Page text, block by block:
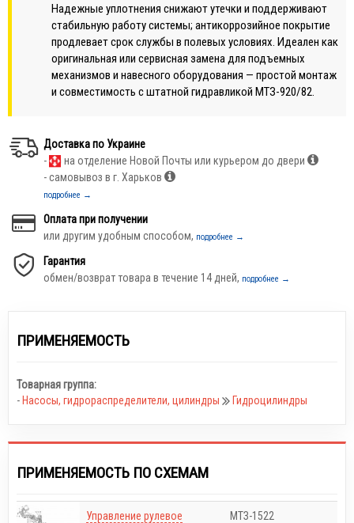
Надежные уплотнения снижают утечки и поддерживают
стабильную работу системы; антикоррозийное покрытие
продлевает срок службы в полевых условиях. Идеален как
оригинальная или сервисная замена для подъемных
механизмов и навесного оборудования — простой монтаж
и совместимость с штатной гидравликой МТЗ-920/82.
Доставка по Украине
-
на отделение Новой Почты или курьером до двери
- самовывоз в г. Харьков
подробнее →
Оплата при получении
или другим удобным способом, подробнее →
Гарантия
обмен/возврат товара в течение 14 дней, подробнее →
ПРИМЕНЯЕМОСТЬ
Товарная группа:
-Насосы, гидрораспределители, цилиндры Гидроцилиндры
ПРИМЕНЯЕМОСТЬ ПО СХЕМАМ
Управление рулевое
МТЗ-1522